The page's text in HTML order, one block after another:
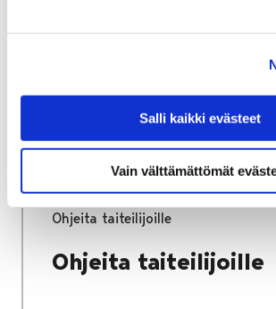
Salli kaikki evästeet
Vain välttämättömät
Vapaa-aika
Kulttuuri
Kulttuuritalo Annis
Avoin seinä
Ohjeita taiteilijoille
Ohjeita taiteilijoille